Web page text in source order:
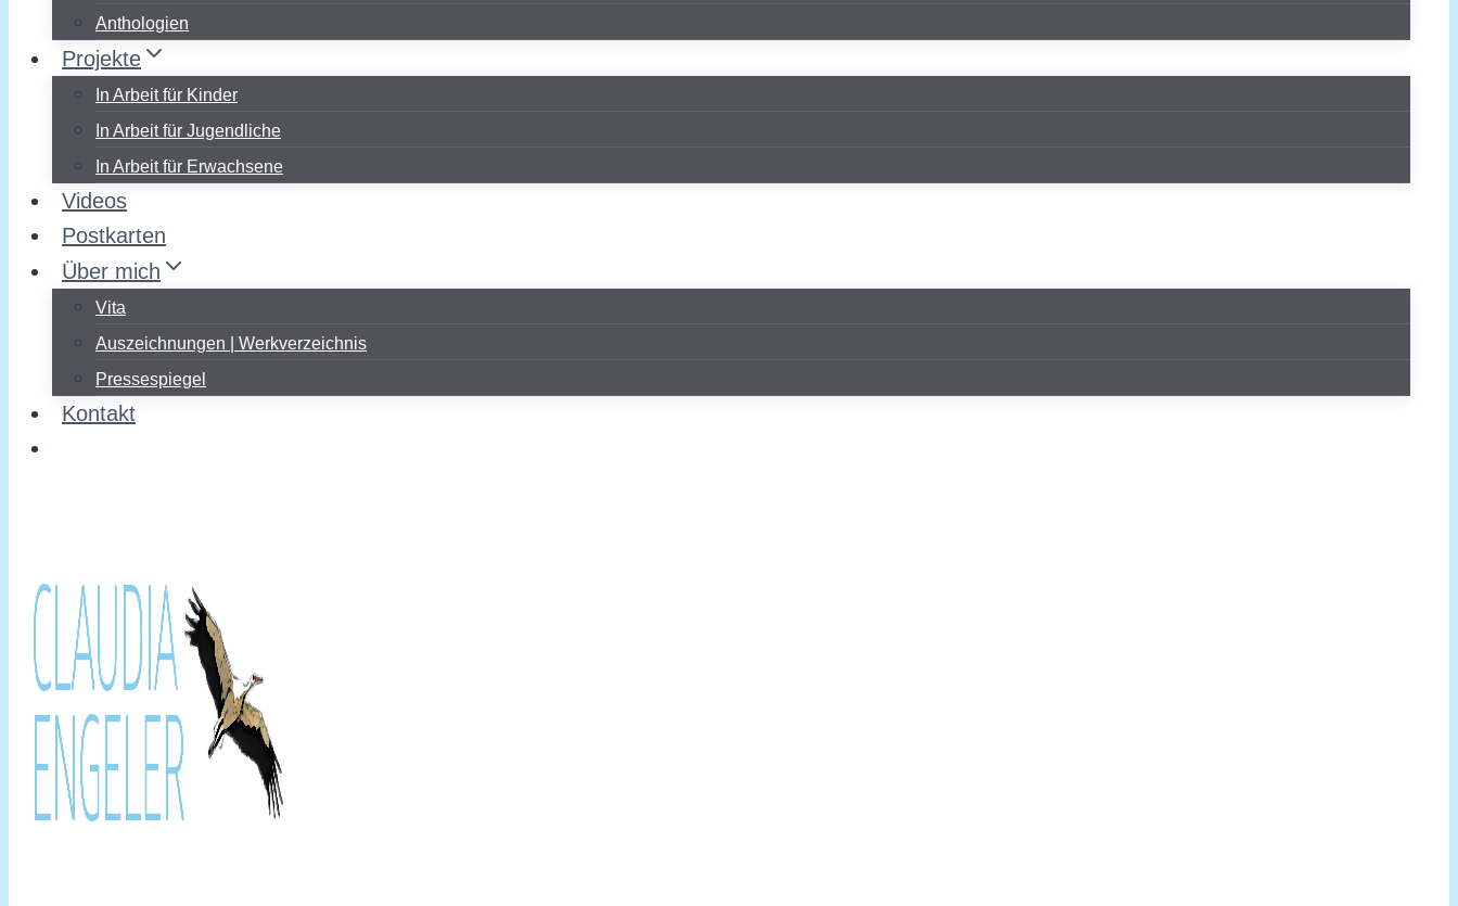
Anthologien
Projekte
In Arbeit für Kinder
In Arbeit für Jugendliche
In Arbeit für Erwachsene
Videos
Postkarten
Über mich
Vita
Auszeichnungen | Werkverzeichnis
Pressespiegel
Kontakt